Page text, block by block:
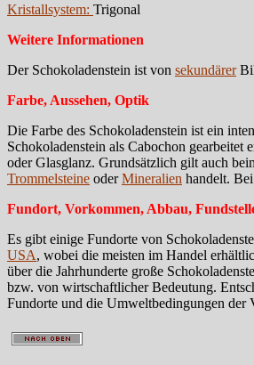
Kristallsystem: Trigonal
Weitere Informationen
Der Schokoladenstein ist von sekundärer
Farbe, Aussehen, Optik
Die Farbe des Schokoladenstein ist ein
Schokoladenstein als Cabochon
oder Glasglanz. Grundsätzlich gilt auch
Trommelsteine oderMineralien handelt. Bei
Fundort, Vorkommen, Abbau,
Es gibt einige Fundorte von
USA, wobei die meisten im Handel
über die Jahrhunderte große
bzw. von wirtschaftlicher Bedeutung.
Fundorte und die Umweltbedingungen der